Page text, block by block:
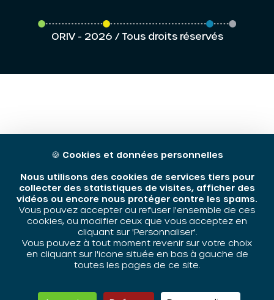
ORIV - 2026 / Tous droits réservés
🍪 Cookies et données personnelles
Nous utilisons des cookies de services tiers pour
collecter des statistiques de visites, afficher des
vidéos ou encore nous protéger contre les spams.
Vous pouvez accepter ou refuser l'ensemble de ces
cookies, ou modifier ceux que vous acceptez en
cliquant sur 'Personnaliser'.
Vous pouvez à tout moment revenir sur votre choix
en cliquant sur l'icone située en bas à gauche de
toutes les pages de ce site.